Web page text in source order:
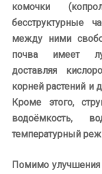
комочки
бесструктурные
между ними
почва имеет
доставляя
корней растений и
Кроме этого,
водоёмкость,
температурный
Помимо